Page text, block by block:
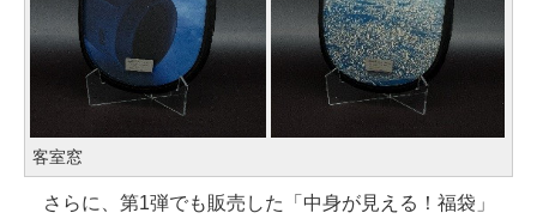
客室窓
さらに、第1弾でも販売した「中身が見える！福袋」